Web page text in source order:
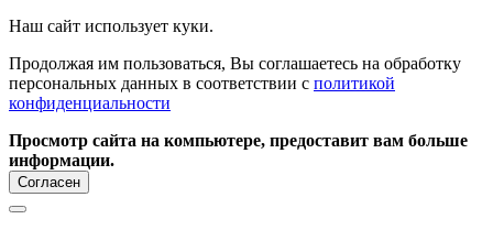
Наш сайт использует куки.
Продолжая им пользоваться, Вы соглашаетесь на обработку
персональных данных в соответствии с политикой
конфиденциальности
Просмотр сайта на компьютере, предоставит вам больше
информации.
Согласен